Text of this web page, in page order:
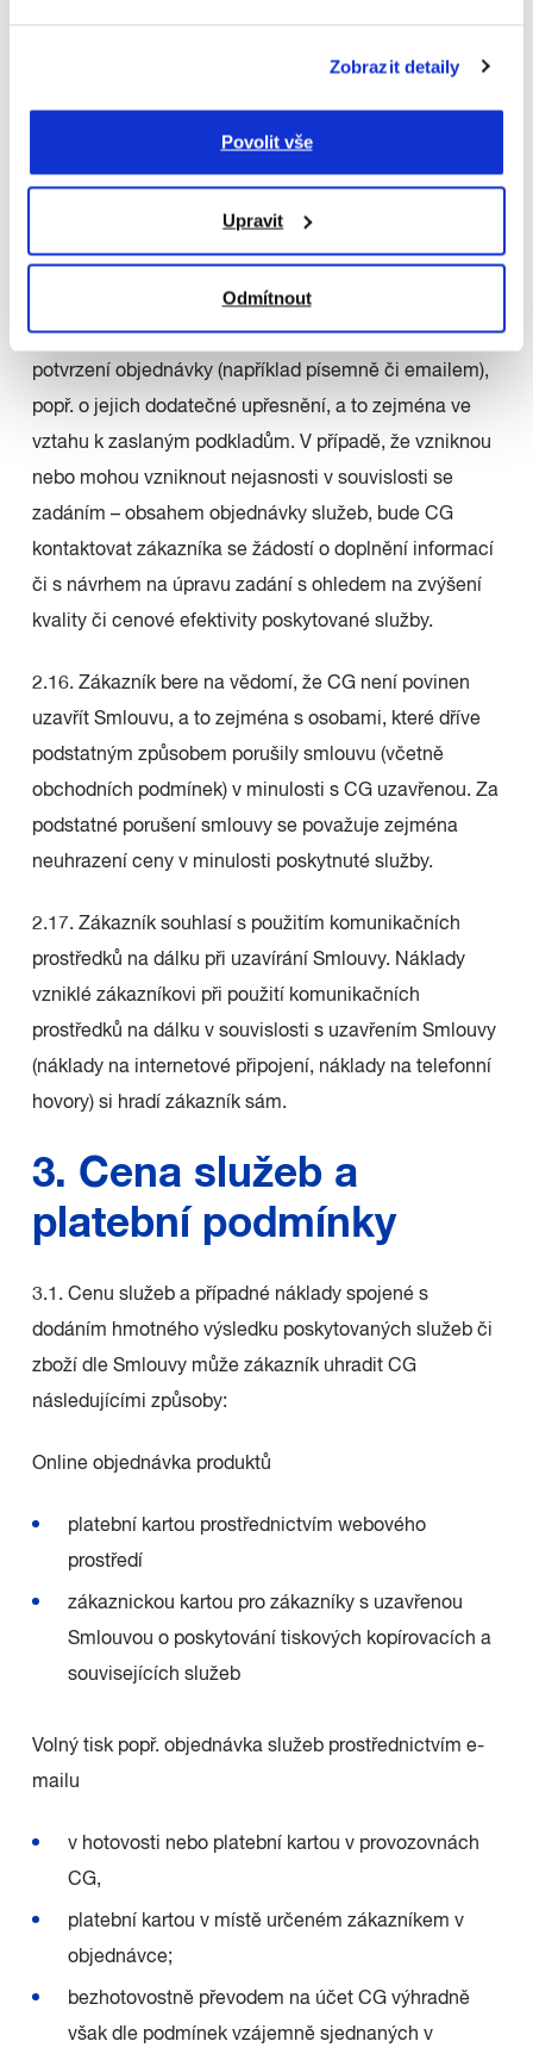
Zobrazit detaily
Povolit vše
Upravit
Odmítnout
jejím doručení CG, formou automatické odpovědi
uvedenou v objednávce (dále jen „elektronická adresa
2.15. CG je vždy oprávněn v závislosti na charakteru
objednávky (objemu služeb, výše ceny,
předpokládaných nákladech na dodání hmotného
výsledku služeb/zboží) požádat zákazníka o dodatečné
potvrzení objednávky (například písemně či emailem),
popř. o jejich dodatečné upřesnění, a to zejména ve
vztahu k zaslaným podkladům. V případě, že vzniknou
nebo mohou vzniknout nejasnosti v souvislosti se
zadáním – obsahem objednávky služeb, bude CG
kontaktovat zákazníka se žádostí o doplnění informací
či s návrhem na úpravu zadání s ohledem na zvýšení
kvality či cenové efektivity poskytované služby.
2.16. Zákazník bere na vědomí, že CG není povinen
uzavřít Smlouvu, a to zejména s osobami, které dříve
podstatným způsobem porušily smlouvu (včetně
obchodních podmínek) v minulosti s CG uzavřenou. Za
podstatné porušení smlouvy se považuje zejména
neuhrazení ceny v minulosti poskytnuté služby.
2.17. Zákazník souhlasí s použitím komunikačních
prostředků na dálku při uzavírání Smlouvy. Náklady
vzniklé zákazníkovi při použití komunikačních
prostředků na dálku v souvislosti s uzavřením Smlouvy
(náklady na internetové připojení, náklady na telefonní
hovory) si hradí zákazník sám.
3. Cena služeb a
platební podmínky
3.1. Cenu služeb a případné náklady spojené s
dodáním hmotného výsledku poskytovaných služeb či
zboží dle Smlouvy může zákazník uhradit CG
následujícími způsoby:
Online objednávka produktů
platební kartou prostřednictvím webového
prostředí
zákaznickou kartou pro zákazníky s uzavřenou
Smlouvou o poskytování tiskových kopírovacích a
souvisejících služeb
Volný tisk popř. objednávka služeb prostřednictvím e-
mailu
v hotovosti nebo platební kartou v provozovnách
CG,
platební kartou v místě určeném zákazníkem v
objednávce;
bezhotovostně převodem na účet CG výhradně
však dle podmínek vzájemně sjednaných v